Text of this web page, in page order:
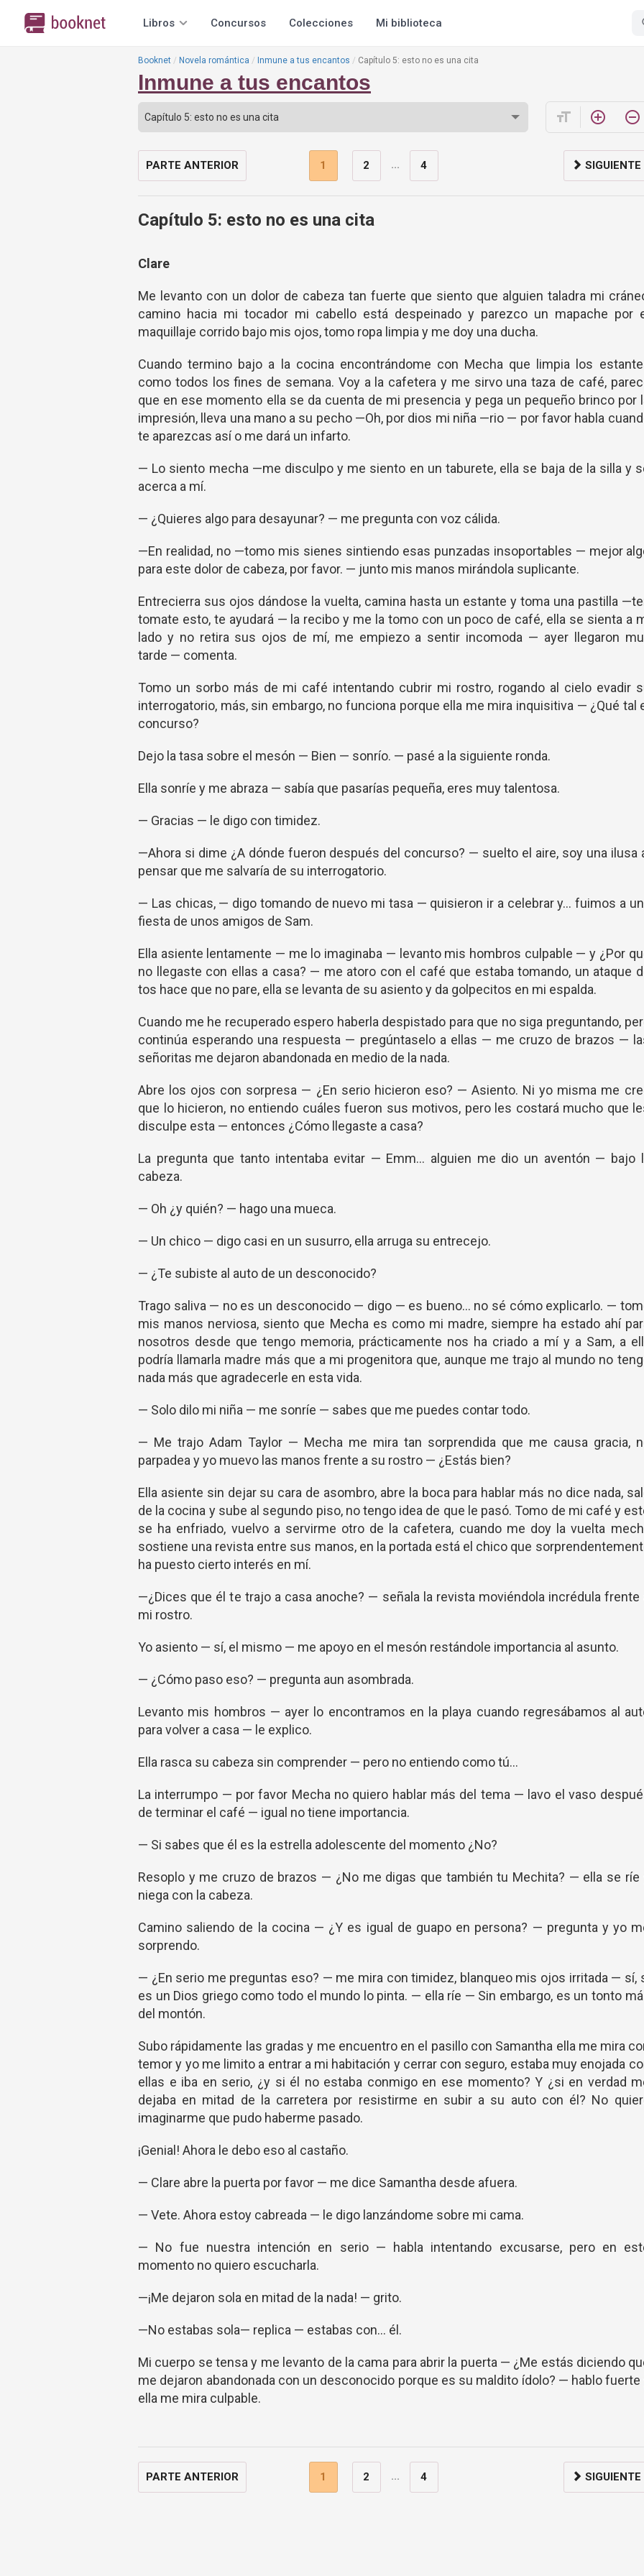
Libros Concursos Colecciones Mi biblioteca
Booknet Novela romántica Inmune a tus encantos Capítulo 5: esto no es una cita
Inmune a tus encantos
format_size add_circle_outline remove_circle_outline
PARTE ANTERIOR 1 2 ... 4 SIGUIENTE
Capítulo 5: esto no es una cita
Clare
Me levanto con un dolor de cabeza tan fuerte que siento que alguien taladra mi
camino hacia mi tocador mi cabello está despeinado y parezco un mapache por
maquillaje corrido bajo mis ojos, tomo ropa limpia y me doy una ducha.
Cuando termino bajo a la cocina encontrándome con Mecha que limpia los
como todos los fines de semana. Voy a la cafetera y me sirvo una taza de café,
que en ese momento ella se da cuenta de mi presencia y pega un pequeño brinco por
impresión, lleva una mano a su pecho —Oh, por dios mi niña —rio — por favor habla
te aparezcas así o me dará un infarto.
— Lo siento mecha —me disculpo y me siento en un taburete, ella se baja de la silla y
acerca a mí.
— ¿Quieres algo para desayunar? — me pregunta con voz cálida.
—En realidad, no —tomo mis sienes sintiendo esas punzadas insoportables — mejor
para este dolor de cabeza, por favor. — junto mis manos mirándola suplicante.
Entrecierra sus ojos dándose la vuelta, camina hasta un estante y toma una pastilla
tomate esto, te ayudará — la recibo y me la tomo con un poco de café, ella se sienta a
lado y no retira sus ojos de mí, me empiezo a sentir incomoda — ayer llegaron
tarde — comenta.
Tomo un sorbo más de mi café intentando cubrir mi rostro, rogando al cielo evadir
interrogatorio, más, sin embargo, no funciona porque ella me mira inquisitiva — ¿Qué tal
concurso?
Dejo la tasa sobre el mesón — Bien — sonrío. — pasé a la siguiente ronda.
Ella sonríe y me abraza — sabía que pasarías pequeña, eres muy talentosa.
— Gracias — le digo con timidez.
—Ahora si dime ¿A dónde fueron después del concurso? — suelto el aire, soy una ilusa
pensar que me salvaría de su interrogatorio.
— Las chicas, — digo tomando de nuevo mi tasa — quisieron ir a celebrar y… fuimos a
fiesta de unos amigos de Sam.
Ella asiente lentamente — me lo imaginaba — levanto mis hombros culpable — y ¿Por
no llegaste con ellas a casa? — me atoro con el café que estaba tomando, un ataque
tos hace que no pare, ella se levanta de su asiento y da golpecitos en mi espalda.
Cuando me he recuperado espero haberla despistado para que no siga preguntando,
continúa esperando una respuesta — pregúntaselo a ellas — me cruzo de brazos —
señoritas me dejaron abandonada en medio de la nada.
Abre los ojos con sorpresa — ¿En serio hicieron eso? — Asiento. Ni yo misma me
que lo hicieron, no entiendo cuáles fueron sus motivos, pero les costará mucho que
disculpe esta — entonces ¿Cómo llegaste a casa?
La pregunta que tanto intentaba evitar — Emm… alguien me dio un aventón — bajo
cabeza.
— Oh ¿y quién? — hago una mueca.
— Un chico — digo casi en un susurro, ella arruga su entrecejo.
— ¿Te subiste al auto de un desconocido?
Trago saliva — no es un desconocido — digo — es bueno… no sé cómo explicarlo. —
mis manos nerviosa, siento que Mecha es como mi madre, siempre ha estado ahí
nosotros desde que tengo memoria, prácticamente nos ha criado a mí y a Sam, a
podría llamarla madre más que a mi progenitora que, aunque me trajo al mundo no
nada más que agradecerle en esta vida.
— Solo dilo mi niña — me sonríe — sabes que me puedes contar todo.
— Me trajo Adam Taylor — Mecha me mira tan sorprendida que me causa gracia,
parpadea y yo muevo las manos frente a su rostro — ¿Estás bien?
Ella asiente sin dejar su cara de asombro, abre la boca para hablar más no dice nada,
de la cocina y sube al segundo piso, no tengo idea de que le pasó. Tomo de mi café y
se ha enfriado, vuelvo a servirme otro de la cafetera, cuando me doy la vuelta
sostiene una revista entre sus manos, en la portada está el chico que
ha puesto cierto interés en mí.
—¿Dices que él te trajo a casa anoche? — señala la revista moviéndola incrédula frente
mi rostro.
Yo asiento — sí, el mismo — me apoyo en el mesón restándole importancia al asunto.
— ¿Cómo paso eso? — pregunta aun asombrada.
Levanto mis hombros — ayer lo encontramos en la playa cuando regresábamos al
para volver a casa — le explico.
Ella rasca su cabeza sin comprender — pero no entiendo como tú…
La interrumpo — por favor Mecha no quiero hablar más del tema — lavo el vaso
de terminar el café — igual no tiene importancia.
— Si sabes que él es la estrella adolescente del momento ¿No?
Resoplo y me cruzo de brazos — ¿No me digas que también tu Mechita? — ella se ríe
niega con la cabeza.
Camino saliendo de la cocina — ¿Y es igual de guapo en persona? — pregunta y yo
sorprendo.
— ¿En serio me preguntas eso? — me mira con timidez, blanqueo mis ojos irritada — sí,
es un Dios griego como todo el mundo lo pinta. — ella ríe — Sin embargo, es un tonto
del montón.
Subo rápidamente las gradas y me encuentro en el pasillo con Samantha ella me mira
temor y yo me limito a entrar a mi habitación y cerrar con seguro, estaba muy enojada
ellas e iba en serio, ¿y si él no estaba conmigo en ese momento? Y ¿si en verdad
dejaba en mitad de la carretera por resistirme en subir a su auto con él? No
imaginarme que pudo haberme pasado.
¡Genial! Ahora le debo eso al castaño.
— Clare abre la puerta por favor — me dice Samantha desde afuera.
— Vete. Ahora estoy cabreada — le digo lanzándome sobre mi cama.
— No fue nuestra intención en serio — habla intentando excusarse, pero en
momento no quiero escucharla.
—¡Me dejaron sola en mitad de la nada! — grito.
—No estabas sola— replica — estabas con… él.
Mi cuerpo se tensa y me levanto de la cama para abrir la puerta — ¿Me estás diciendo
me dejaron abandonada con un desconocido porque es su maldito ídolo? — hablo fuerte
ella me mira culpable.
PARTE ANTERIOR 1 2 ... 4 SIGUIENTE